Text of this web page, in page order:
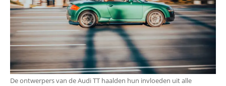
De ontwerpers van de Audi TT haalden hun invloeden uit alle